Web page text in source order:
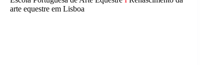
arte equestre em Lisboa